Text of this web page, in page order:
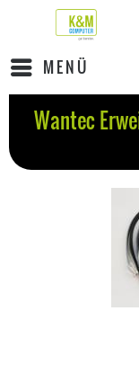
MENÜ
Wantec